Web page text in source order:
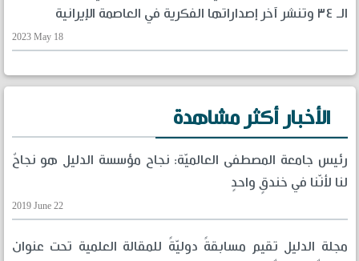
الـ ٣٤ وتنشر آخر إصداراتها الفكرية في العاصمة الإيرانية
2023 May 18
الأخبار أكثر مشاهدة
رئيس جامعة المصطفى العالميّة: نجاح مؤسسة الدليل هو نجاحٌ
لنا لأنّنا في خندقٍ واحدٍ
2019 June 22
مجلة الدليل تقيم مسابقةً دوليّةً للمقالة العلمية تحت عنوان